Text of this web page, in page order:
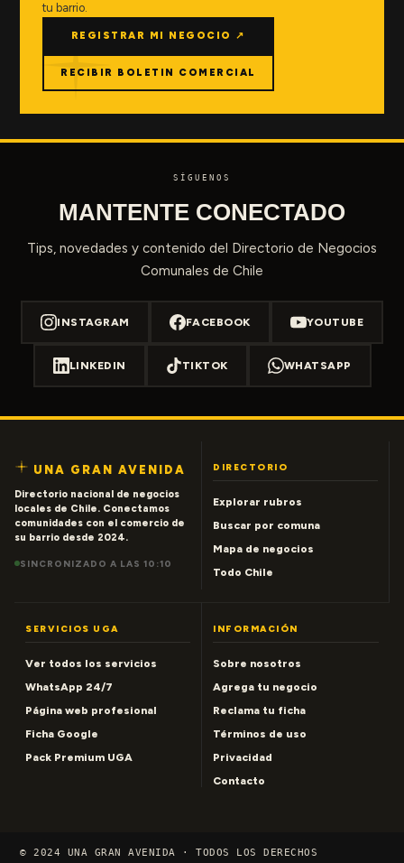
tu barrio.
REGISTRAR MI NEGOCIO ↗
RECIBIR BOLETIN COMERCIAL
SÍGUENOS
MANTENTE CONECTADO
Tips, novedades y contenido del Directorio de Negocios
Comunales de Chile
INSTAGRAM FACEBOOK YOUTUBE
LINKEDIN TIKTOK WHATSAPP
UNA GRAN AVENIDA
Directorio nacional de negocios
locales de Chile. Conectamos
comunidades con el comercio de
su barrio desde 2024.
SINCRONIZADO A LAS 10:10
DIRECTORIO
Explorar rubros
Buscar por comuna
Mapa de negocios
Todo Chile
SERVICIOS UGA
Ver todos los servicios
WhatsApp 24/7
Página web profesional
Ficha Google
Pack Premium UGA
INFORMACIÓN
Sobre nosotros
Agrega tu negocio
Reclama tu ficha
Términos de uso
Privacidad
Contacto
© 2024 UNA GRAN AVENIDA · TODOS LOS DERECHOS